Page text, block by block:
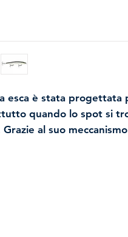
esca è stata progettata
quando lo spot si
Grazie al suo